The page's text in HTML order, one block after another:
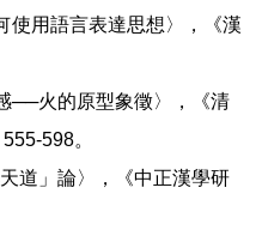
使用語言表達思想〉，《漢
──火的原型象徵〉，《清
598。
道」論〉，《中正漢學研